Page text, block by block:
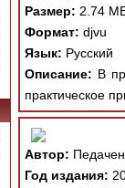
Размер: 2.74
Формат: djvu
Язык: Русский
Описание: В
практическое
Автор:
Год издания: